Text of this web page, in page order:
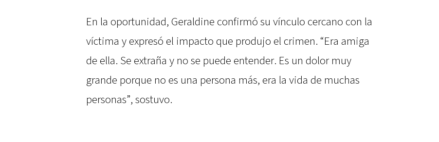
En la oportunidad, Geraldine confirmó su vínculo cercano con la
víctima y expresó el impacto que produjo el crimen. “Era amiga
de ella. Se extraña y no se puede entender. Es un dolor muy
grande porque no es una persona más, era la vida de muchas
personas”, sostuvo.